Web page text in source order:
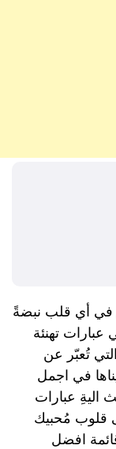
في أي قلب نبضةً
عبارات تهنئة
تُعبّر عن
في اجمل
اليةِ عبارات
قلوب مُحبيك
افضل